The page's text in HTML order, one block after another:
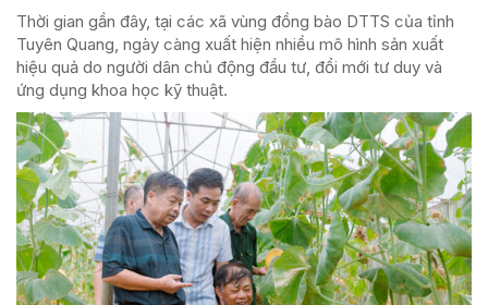
Thời gian gần đây, tại các xã vùng đồng bào DTTS của tỉnh
Tuyên Quang, ngày càng xuất hiện nhiều mô hình sản xuất
hiệu quả do người dân chủ động đầu tư, đổi mới tư duy và
ứng dụng khoa học kỹ thuật.